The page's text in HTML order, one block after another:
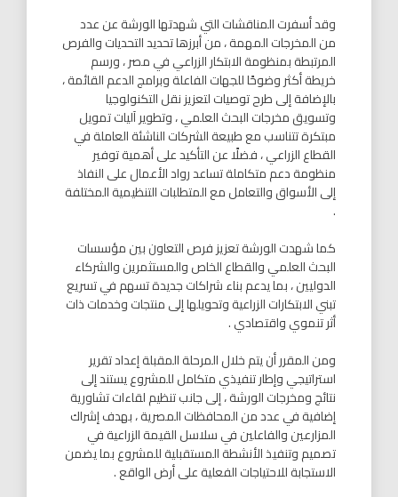
وقد أسفرت المناقشات التي شهدتها الورشة عن عدد
من المخرجات المهمة ، من أبرزها تحديد التحديات والفرص
المرتبطة بمنظومة الابتكار الزراعي في مصر ، ورسم
خريطة أكثر وضوحًا للجهات الفاعلة وبرامج الدعم القائمة ،
بالإضافة إلى طرح توصيات لتعزيز نقل التكنولوجيا
وتسويق مخرجات البحث العلمي ، وتطوير آليات تمويل
مبتكرة تتناسب مع طبيعة الشركات الناشئة العاملة في
القطاع الزراعي ، فضلًا عن التأكيد على أهمية توفير
منظومة دعم متكاملة تساعد رواد الأعمال على النفاذ
إلى الأسواق والتعامل مع المتطلبات التنظيمية المختلفة
.
كما شهدت الورشة تعزيز فرص التعاون بين مؤسسات
البحث العلمي والقطاع الخاص والمستثمرين والشركاء
الدوليين ، بما يدعم بناء شراكات جديدة تسهم في تسريع
تبني الابتكارات الزراعية وتحويلها إلى منتجات وخدمات ذات
أثر تنموي واقتصادي .
ومن المقرر أن يتم خلال المرحلة المقبلة إعداد تقرير
استراتيجي وإطار تنفيذي متكامل للمشروع يستند إلى
نتائج ومخرجات الورشة ، إلى جانب تنظيم لقاءات تشاورية
إضافية في عدد من المحافظات المصرية ، بهدف إشراك
المزارعين والفاعلين في سلاسل القيمة الزراعية في
تصميم وتنفيذ الأنشطة المستقبلية للمشروع بما يضمن
الاستجابة للاحتياجات الفعلية على أرض الواقع .